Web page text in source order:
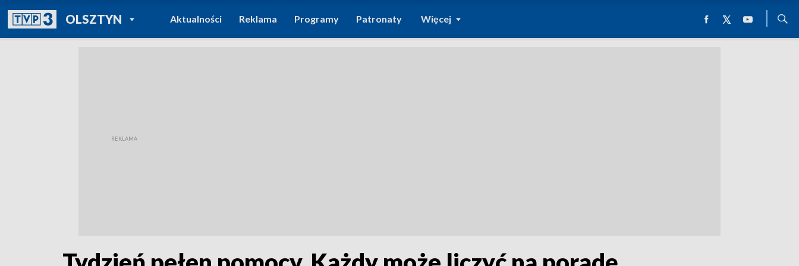
OLSZTYNPOWRÓT DO
TVP REGIONY
Aktualności Reklama Programy Patronaty Więcej